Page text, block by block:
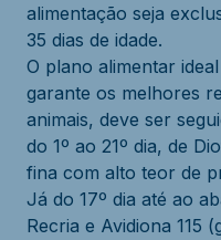
alimentação seja
35 dias de idade.
O plano alimentar
garante os melhores
animais, deve ser
do 1º ao 21º dia, de
fina com alto teor de
Já do 17º dia até ao
Recria e Avidiona 115